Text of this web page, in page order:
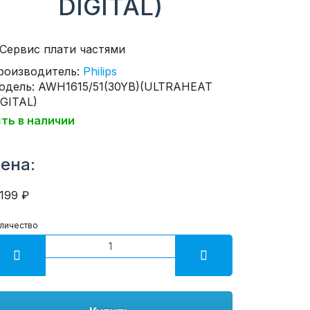
DIGITAL)
Philips
AWH1615/51(30YB)(ULTRAHEAT
в наличии
₽